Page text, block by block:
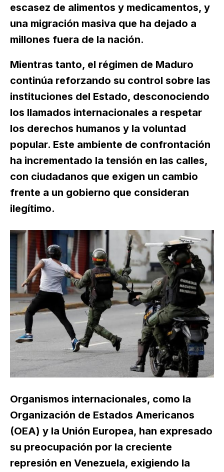
escasez de alimentos y medicamentos, y
una migración masiva que ha dejado a
millones fuera de la nación.
Mientras tanto, el régimen de Maduro
continúa reforzando su control sobre las
instituciones del Estado, desconociendo
los llamados internacionales a respetar
los derechos humanos y la voluntad
popular. Este ambiente de confrontación
ha incrementado la tensión en las calles,
con ciudadanos que exigen un cambio
frente a un gobierno que consideran
ilegítimo.
Organismos internacionales, como la
Organización de Estados Americanos
(OEA) y la Unión Europea, han expresado
su preocupación por la creciente
represión en Venezuela, exigiendo la